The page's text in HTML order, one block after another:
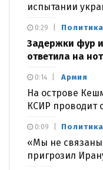
испытании
Политика
Задержки фур
ответила на
0:29
Армия
На острове
КСИР проводит
0:14
Политика
«Мы не
пригрозил
0:09